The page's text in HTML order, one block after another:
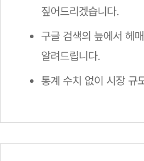
짚어드리겠습니다.
구글 검색의 늪에서 헤
알려드립니다.
통계 수치 없이 시장 규